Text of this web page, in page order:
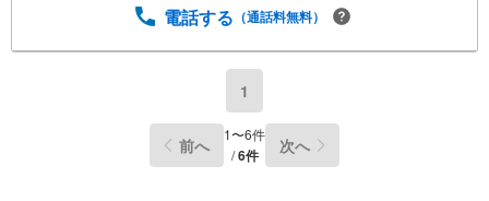
電話する （通話料無料）
1
前へ 1〜6件
/6件 次へ